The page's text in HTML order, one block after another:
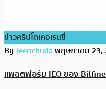
ข่าวคริปโตเคอเรนซี่
ByJeerichudaพฤษภาคม 23,
แพลตฟอร์ม IEO ของ